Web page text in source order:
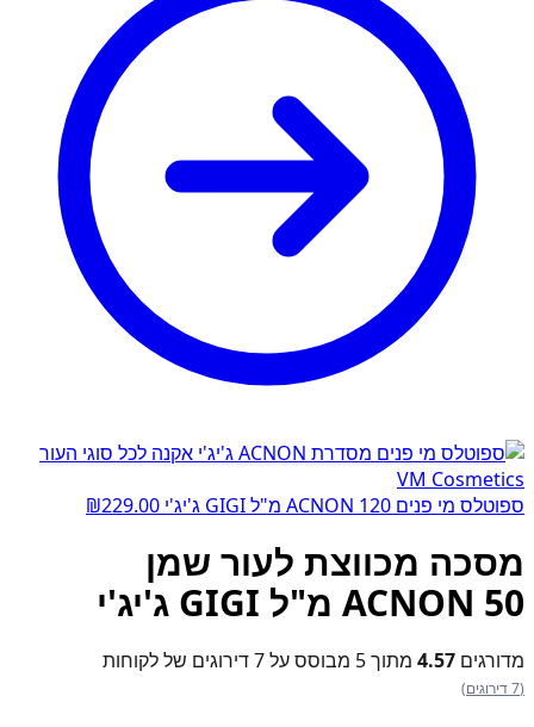
ספוטלס מי פנים ACNON 120 מ"ל GIGI ג'יג'י ₪229.00
מסכה מכווצת לעור שמן
ACNON 50 מ"ל GIGI ג'יג'י
מדורגים 4.57 מתוך 5 מבוסס על 7דירוגים של לקוחות
(7 דירוגים)